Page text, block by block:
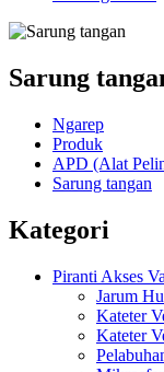
Sarung
Ngarep
Produk
APD (Alat
Sarung tangan
Kategori
Piranti Akses
Jarum
Kateter
Kateter